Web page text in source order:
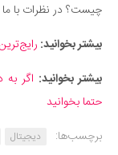
چیست؟ در نظرات با ما
بیشتر بخوانید:
بیشتر بخوانید: اگر
حتما بخوانید
برچسب‌ها:
دیجیتال